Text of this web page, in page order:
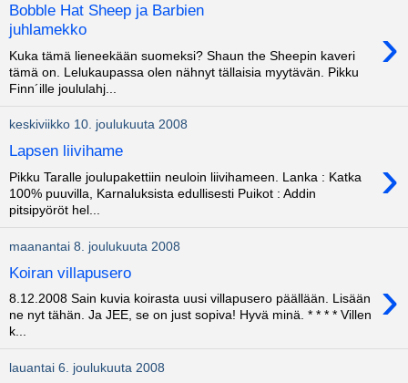
Bobble Hat Sheep ja Barbien
juhlamekko
›
Kuka tämä lieneekään suomeksi? Shaun the Sheepin kaveri
tämä on. Lelukaupassa olen nähnyt tällaisia myytävän. Pikku
Finn´ille joululahj...
keskiviikko 10. joulukuuta 2008
Lapsen liivihame ›
Pikku Taralle joulupakettiin neuloin liivihameen. Lanka : Katka
100% puuvilla, Karnaluksista edullisesti Puikot : Addin
pitsipyöröt hel...
maanantai 8. joulukuuta 2008
Koiran villapusero ›
8.12.2008 Sain kuvia koirasta uusi villapusero päällään. Lisään
ne nyt tähän. Ja JEE, se on just sopiva! Hyvä minä. * * * * Villen
k...
lauantai 6. joulukuuta 2008